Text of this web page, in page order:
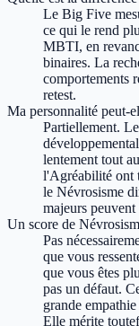
Le Big Five
ce qui le rend
MBTI, en
binaires. La
comportements
retest.
Ma personnalité peut-
Partiellement.
lentement tout
l'Agréabilité ont
le Névrosisme
majeurs
Un score de
Pas
que vous
que vous êtes
pas un défaut.
grande
Elle mérite